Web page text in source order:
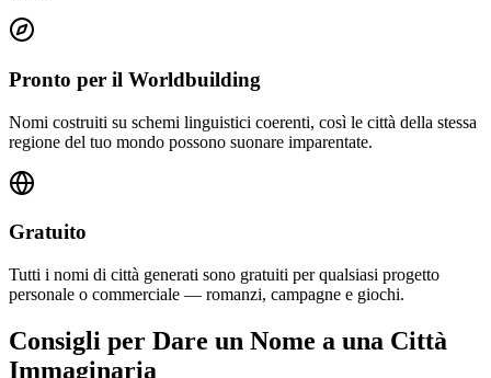
Pronto per il Worldbuilding
Nomi costruiti su schemi linguistici coerenti, così le città della stessa
regione del tuo mondo possono suonare imparentate.
Gratuito
Tutti i nomi di città generati sono gratuiti per qualsiasi progetto
personale o commerciale — romanzi, campagne e giochi.
Consigli per Dare un Nome a una Città
Immaginaria